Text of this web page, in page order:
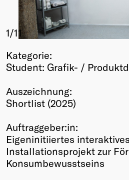
Upcoming
Past
Info
Members
Friends of Creativity
Winners
2026
Past
Annual
1/11
Kategorie:
Student: Grafik- /
Auszeichnung:
Shortlist (2025)
Auftraggeber:in:
Eigeninitiiertes interaktives
Installationsprojekt zur
Konsumbewusstseins